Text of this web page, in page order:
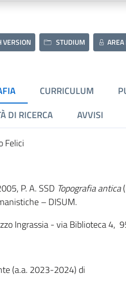
VERSION STUDIUM AREA
CURRICULUM
DI RICERCA
AVVISI
Felici
P. A. SSD Topografia antica
– DISUM.
Ingrassia - via Biblioteca 4,
(a.a. 2023-2024) di